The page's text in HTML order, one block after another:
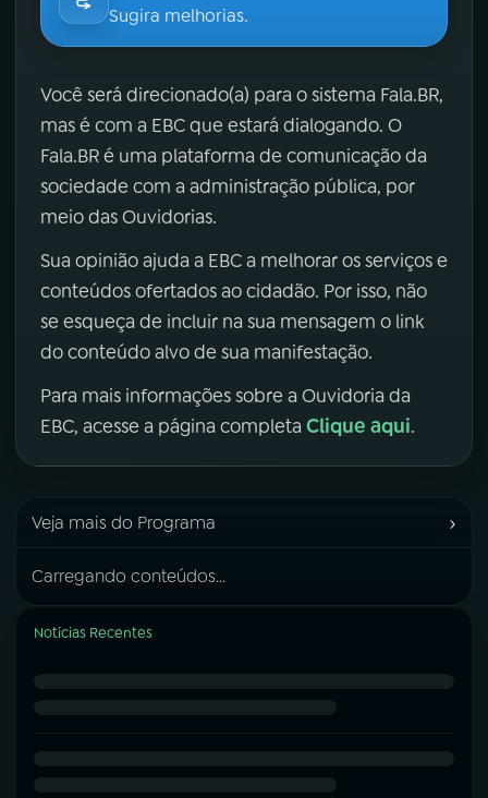
Sugira melhorias.
Você será direcionado(a) para o sistema Fala.BR,
mas é com a EBC que estará dialogando. O
Fala.BR é uma plataforma de comunicação da
sociedade com a administração pública, por
meio das Ouvidorias.
Sua opinião ajuda a EBC a melhorar os serviços e
conteúdos ofertados ao cidadão. Por isso, não
se esqueça de incluir na sua mensagem o link
do conteúdo alvo de sua manifestação.
Para mais informações sobre a Ouvidoria da
EBC, acesse a página completa Clique aqui.
Veja mais do Programa ›
Carregando conteúdos...
Notícias Recentes